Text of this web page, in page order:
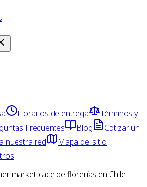
Horarios de entrega
Términos y
Frecuentes Blog
Cotizar un
nuestra red
Mapa del sitio
marketplace de florerías en Chile